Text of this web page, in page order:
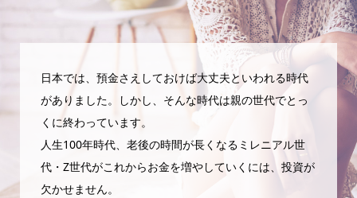
日本では、預金さえしておけば大丈夫といわれる時代
がありました。しかし、そんな時代は親の世代でとっ
くに終わっています。
人生100年時代、老後の時間が長くなるミレニアル世
代・Z世代がこれからお金を増やしていくには、投資が
欠かせません。